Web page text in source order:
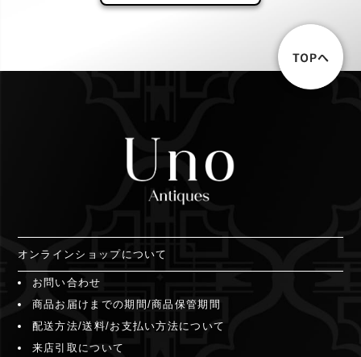
オンラインショップについて
お問い合わせ
商品お届けまでの期間/商品保管期間
配送方法/送料/お支払い方法について
来店引取について